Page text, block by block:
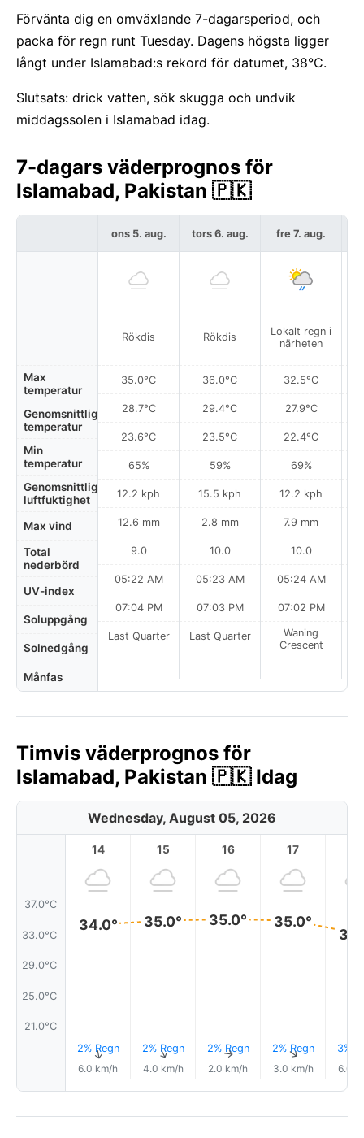
Förvänta dig en omväxlande 7-dagarsperiod, och
packa för regn runt Tuesday. Dagens högsta ligger
långt under Islamabad:s rekord för datumet, 38°C.
Slutsats: drick vatten, sök skugga och undvik
middagssolen i Islamabad idag.
7-dagars väderprognos för
Islamabad, Pakistan 🇵🇰
Max
temperatur
Genomsnittlig
temperatur
Min
temperatur
Genomsnittlig
luftfuktighet
Max vind
Total
nederbörd
UV-index
Soluppgång
Solnedgång
Månfas
ons 5. aug.
Rökdis
35.0°C
28.7°C
23.6°C
65%
12.2 kph
12.6 mm
9.0
05:22 AM
07:04 PM
Last Quarter
tors 6. aug.
Rökdis
36.0°C
29.4°C
23.5°C
59%
15.5 kph
2.8 mm
10.0
05:23 AM
07:03 PM
Last Quarter
fre 7. aug.
Lokalt regn i
närheten
32.5°C
27.9°C
22.4°C
69%
12.2 kph
7.9 mm
10.0
05:24 AM
07:02 PM
Waning
Crescent
Timvis väderprognos för
Islamabad, Pakistan 🇵🇰 Idag
Wednesday, August 05, 2026
37.0°C
33.0°C
29.0°C
25.0°C
21.0°C
14
34.0°
2% Regn
↑
6.0 km/h
15
35.0°
2% Regn
↑
4.0 km/h
16
35.0°
2% Regn
↑
2.0 km/h
17
35.0°
2% Regn
↑
3.0 km/h
3%
6.0